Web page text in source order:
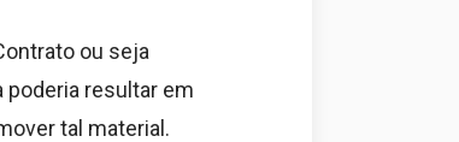
ou seja
poderia resultar em
tal material.